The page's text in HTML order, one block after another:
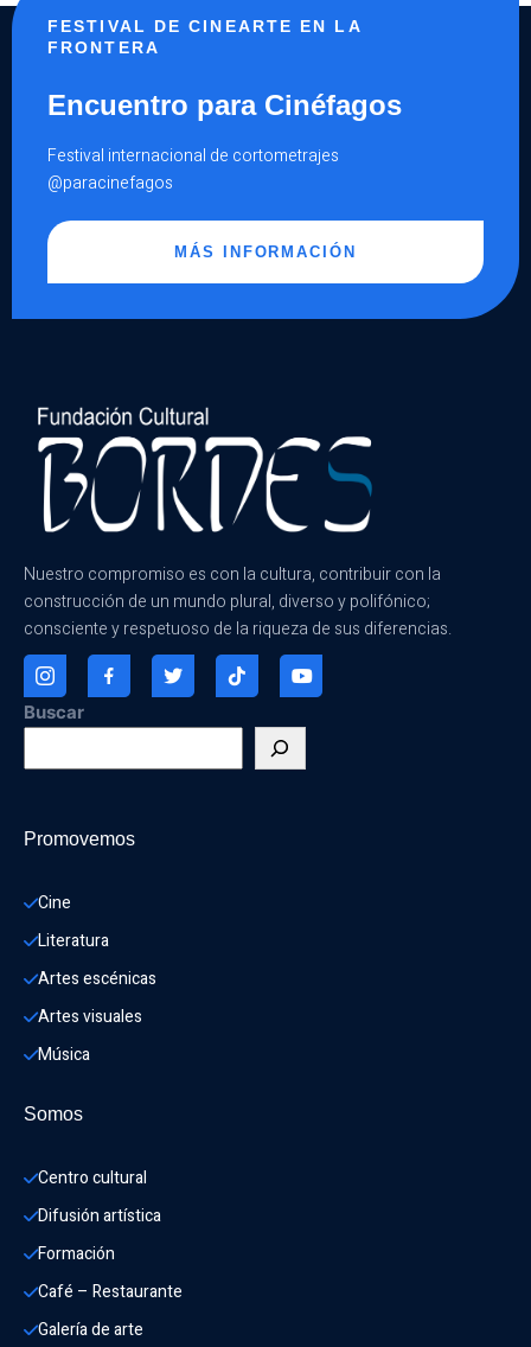
FESTIVAL DE CINEARTE EN LA
FRONTERA
Encuentro para Cinéfagos
Festival internacional de cortometrajes
@paracinefagos
MÁS INFORMACIÓN
Nuestro compromiso es con la cultura, contribuir con la
construcción de un mundo plural, diverso y polifónico;
consciente y respetuoso de la riqueza de sus diferencias.
Buscar
Promovemos
Cine
Literatura
Artes escénicas
Artes visuales
Música
Somos
Centro cultural
Difusión artística
Formación
Café – Restaurante
Galería de arte